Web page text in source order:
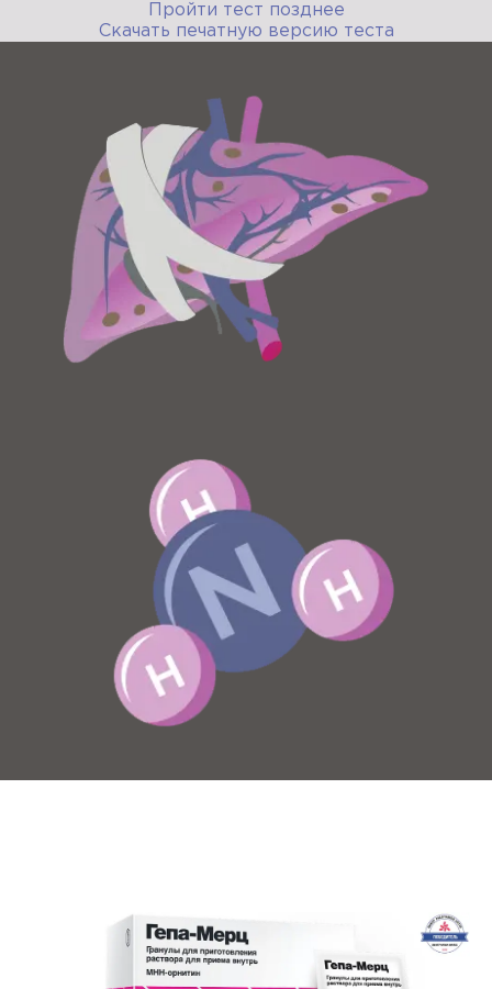
Пройти тест позднее
Скачать печатную версию теста